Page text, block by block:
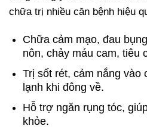
chữa trị nhiều căn bệnh hiệu
Chữa cảm mạo, đau
nôn, chảy máu cam, tiêu
Trị sốt rét, cảm nắng vào
lạnh khi đông về.
Hỗ trợ ngăn rụng tóc,
khỏe.